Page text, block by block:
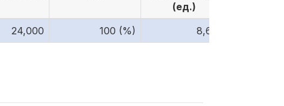
(ед.)
24,000 100 (%) 8,610